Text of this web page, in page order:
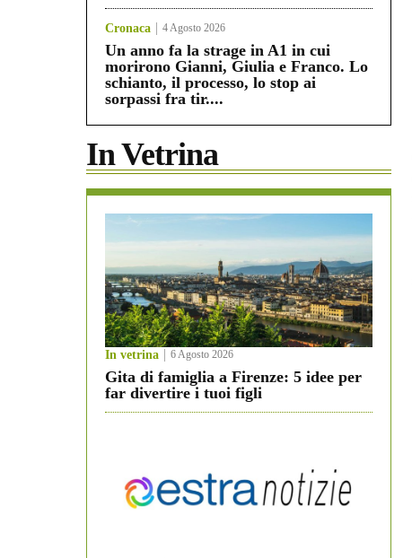
Cronaca 4 Agosto 2026
Un anno fa la strage in A1 in cui
morirono Gianni, Giulia e Franco. Lo
schianto, il processo, lo stop ai
sorpassi fra tir....
In Vetrina
In vetrina 6 Agosto 2026
Gita di famiglia a Firenze: 5 idee per
far divertire i tuoi figli